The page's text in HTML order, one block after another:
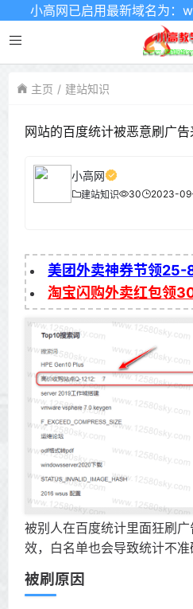
小高网已启用最新域名为：
主页 建站知识
网站的百度统计被恶意刷广告
小高网
建站知识 30 2023-
美团外卖神券节领25-
淘宝闪购外卖红包领
被别人在百度统计里面狂刷
效，白名单也会导致统计不准
被刷原因